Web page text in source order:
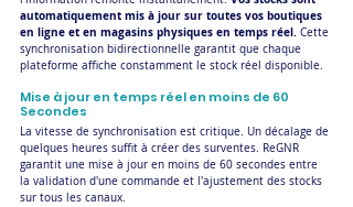
automatiquement mis à jour sur toutes vos boutiques
en ligne et en magasins physiques en temps réel. Cette
synchronisation bidirectionnelle garantit que chaque
plateforme affiche constamment le stock réel disponible.
Mise à jour en temps réel en moins de 60
Secondes
La vitesse de synchronisation est critique. Un décalage de
quelques heures suffit à créer des surventes. ReGNR
garantit une mise à jour en moins de 60 secondes entre
la validation d'une commande et l'ajustement des stocks
sur tous les canaux.